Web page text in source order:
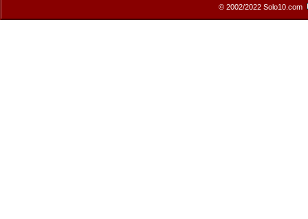
© 2002/2022 Solo10.com